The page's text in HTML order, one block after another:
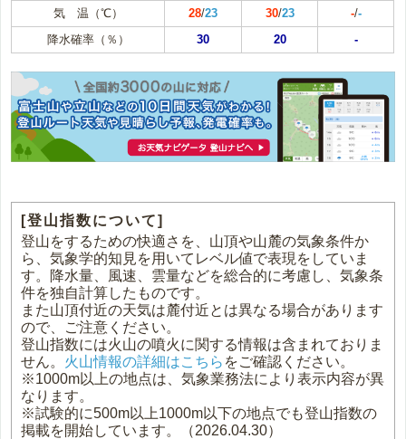
気 温（℃） 28/23 30/23 -/-
降水確率（％）
30 20 -
[登山指数について]
登山をするための快適さを、山頂や山麓の気象条件か
ら、気象学的知見を用いてレベル値で表現をしていま
す。降水量、風速、雲量などを総合的に考慮し、気象条
件を独自計算したものです。
また山頂付近の天気は麓付近とは異なる場合があります
ので、ご注意ください。
登山指数には火山の噴火に関する情報は含まれておりま
せん。 火山情報の詳細はこちら をご確認ください。
※1000m以上の地点は、気象業務法により表示内容が異
なります。
※試験的に500m以上1000m以下の地点でも登山指数の
掲載を開始しています。（2026.04.30）